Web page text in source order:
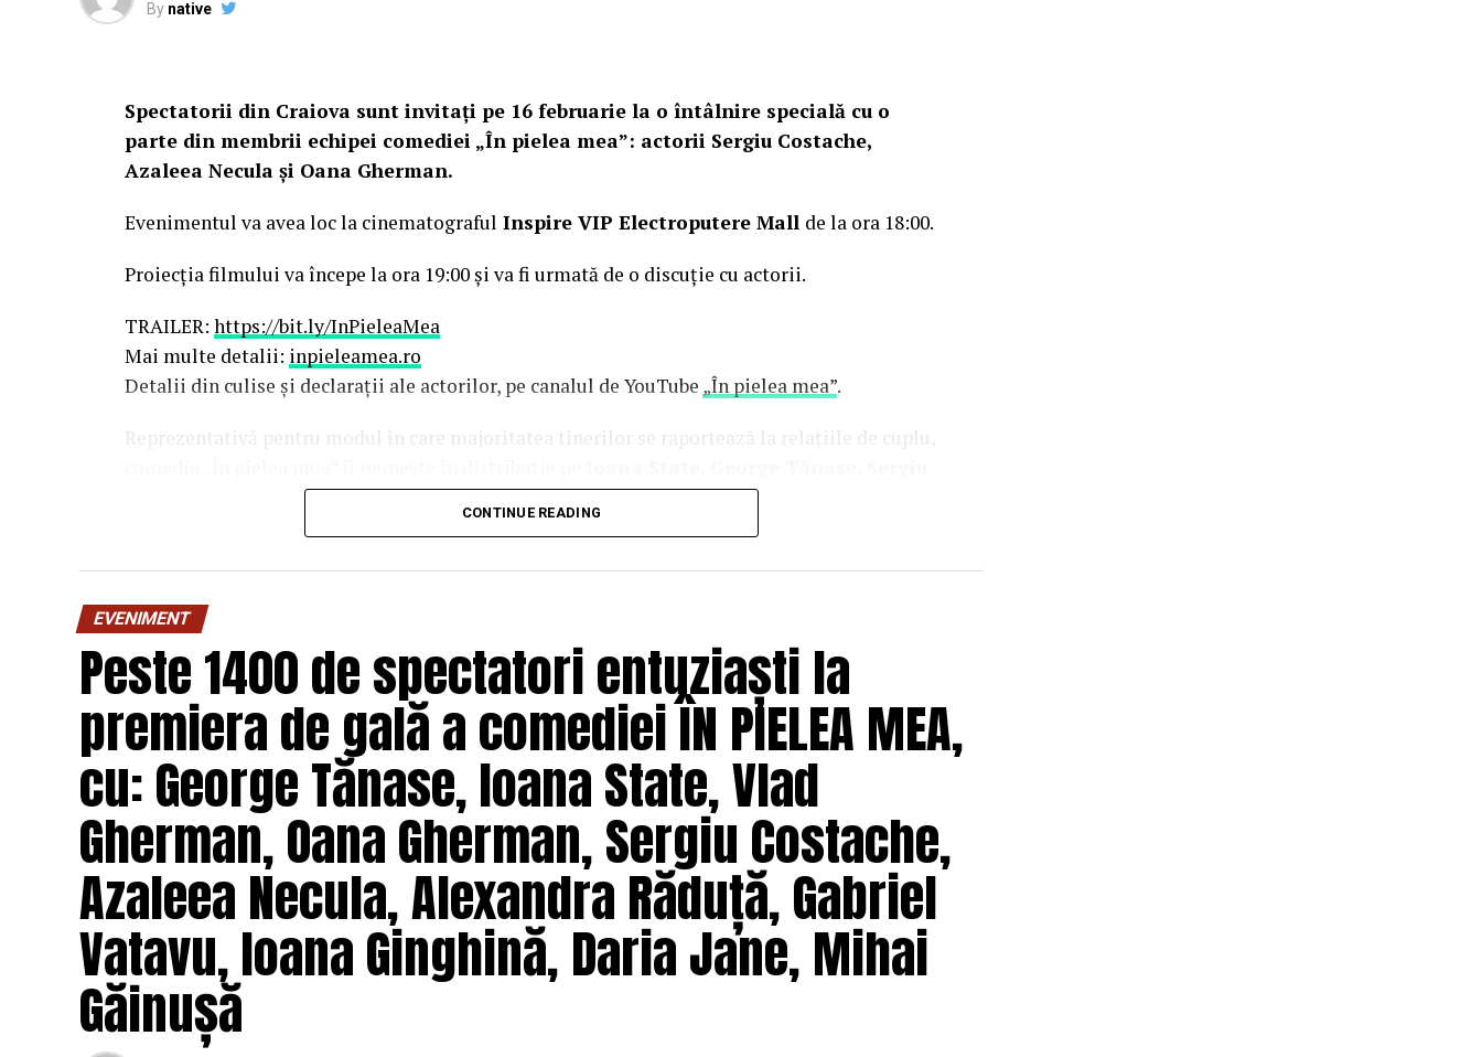
By native
Spectatorii din Craiova sunt invitați pe 16 februarie la o întâlnire specială cu o
parte din membrii echipei comediei „În pielea mea”: actorii Sergiu Costache,
Azaleea Necula și Oana Gherman.
Evenimentul va avea loc la cinematograful Inspire VIP Electroputere Mall de la ora 18:00.
Proiecția filmului va începe la ora 19:00 și va fi urmată de o discuție cu actorii.
TRAILER: https://bit.ly/InPieleaMea
Mai multe detalii: inpieleamea.ro
Detalii din culise și declarații ale actorilor, pe canalul de YouTube „În pielea mea”.
Reprezentativă pentru modul în care majoritatea tinerilor se raportează la relațiile de cuplu,
Costache, Oana Gherman, Vlad Gherman, Azaleea Necula, Alexandra Răduță,
O comedie savuroasă despre un „schimb de roluri” pe care patru cupluri îl acceptă pe durata
unui weekend, ce se dovedește un mod haios prin care protagoniștii reușesc să-și cunoască
mai bine partenerii și să renunțe la orgolii și preconcepții, „
experiență de cinema relaxantă și amuzantă.
Regizorul și scenaristul Paul Decu, absolvent al Facultății de Teatru UNATC
„I.L.Caragiale” și al masteratului în regie de film de la MetFilm School Londra, a colaborat la
realizarea primului său lungmetraj cu o echipă de profesioniști din care fac parte
Pădurețu (imagine), Bogdan Ivanovici (sunet), Anca Miron (scenografie), Francisca
Vass (costume)
O comedie actuală și colorată, filmul „În pielea mea”are premiera națională pe 10
februarie, distribuit de T.R.I.B.E. Films.
Mai multe detalii, imagini de la filmări, fragmente din film și declarații din partea actorilor
sunt disponibile pe paginile social media ale filmului de
CONTINUE READING
EVENIMENT
Peste 1400 de spectatori entuziaști la
premiera de gală a comediei ÎN PIELEA MEA,
cu: George Tănase, Ioana State, Vlad
Gherman, Oana Gherman, Sergiu Costache,
Azaleea Necula, Alexandra Răduță, Gabriel
Vatavu, Ioana Ginghină, Daria Jane, Mihai
Găinușă